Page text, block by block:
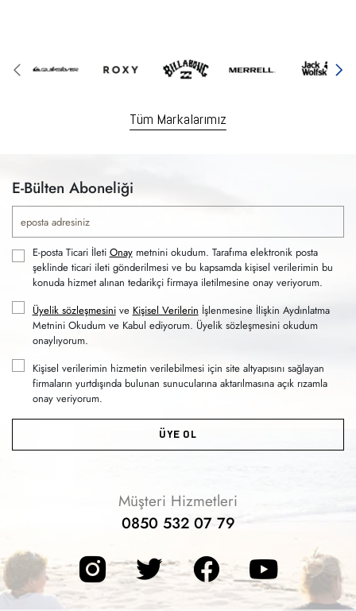
Tüm Markalarımız
E-Bülten Aboneliği
E-posta Ticari İleti Onaymetnini okudum. Tarafıma elektronik posta
şeklinde ticari ileti gönderilmesi ve bu kapsamda kişisel verilerimin bu
konuda hizmet alınan tedarikçi firmaya iletilmesine onay veriyorum.
Üyelik sözleşmesinive Kişisel Verilerin İşlenmesine İlişkin Aydınlatma
Metnini Okudum ve Kabul ediyorum. Üyelik sözleşmesini okudum
onaylıyorum.
Kişisel verilerimin hizmetin verilebilmesi için site altyapısını sağlayan
firmaların yurtdışında bulunan sunucularına aktarılmasına açık rızamla
onay veriyorum.
ÜYE OL
Müşteri Hizmetleri
0850 532 07 79